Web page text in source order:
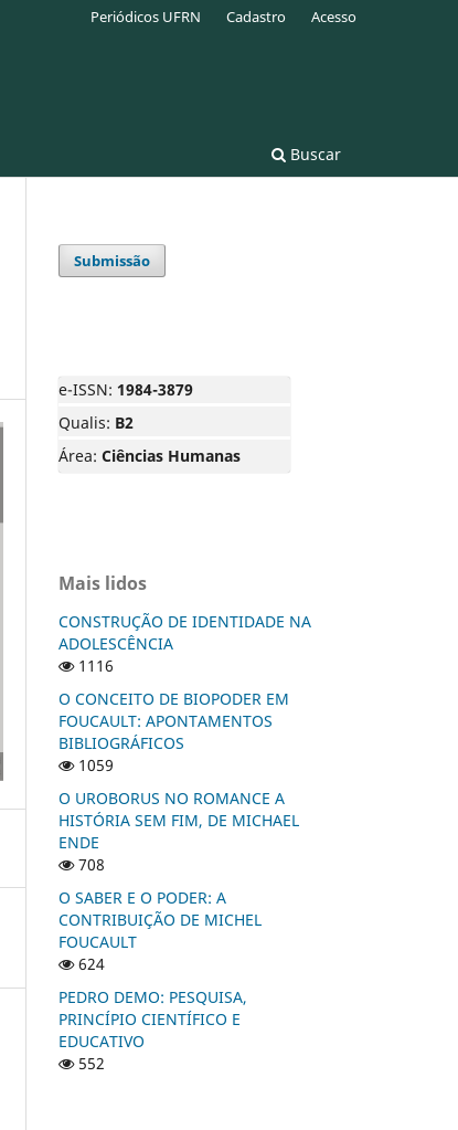
Buscar
Periódicos UFRN Cadastro Acesso
Submissão
e-ISSN: 1984-3879
Qualis: B2
Área: Ciências Humanas
Mais lidos
CONSTRUÇÃO DE IDENTIDADE NA
ADOLESCÊNCIA
1116
O CONCEITO DE BIOPODER EM
FOUCAULT: APONTAMENTOS
BIBLIOGRÁFICOS
1059
O UROBORUS NO ROMANCE A
HISTÓRIA SEM FIM, DE MICHAEL
ENDE
708
O SABER E O PODER: A
CONTRIBUIÇÃO DE MICHEL
FOUCAULT
624
PEDRO DEMO: PESQUISA,
PRINCÍPIO CIENTÍFICO E
EDUCATIVO
552